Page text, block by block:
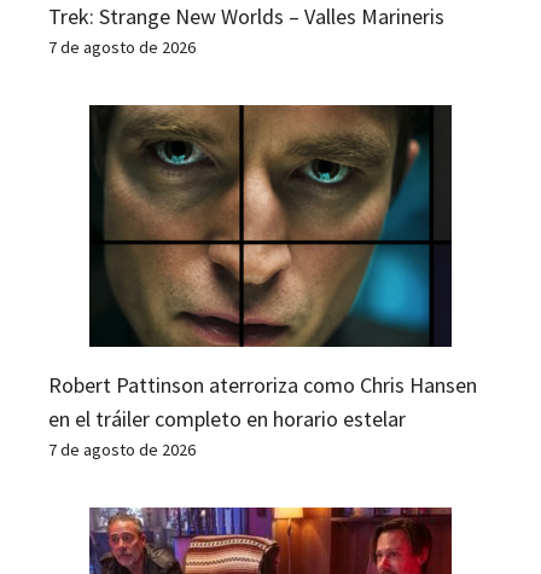
Trek: Strange New Worlds – Valles Marineris
7 de agosto de 2026
Robert Pattinson aterroriza como Chris Hansen
en el tráiler completo en horario estelar
7 de agosto de 2026